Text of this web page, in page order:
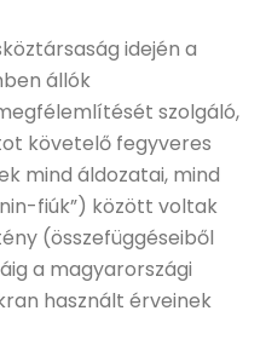
idején a
állók
szolgáló,
követelő fegyveres
mind áldozatai, mind
fiúk”) között voltak
(összefüggéseiből
a magyarországi
használt érveinek